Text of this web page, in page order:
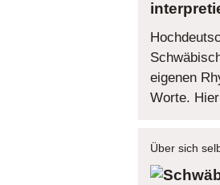
eigenen
Worte.
Über sich